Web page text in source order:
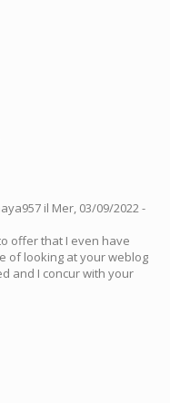
il Mer, 03/09/2022 -
offer that I even have
of looking at your weblog
and I concur with your